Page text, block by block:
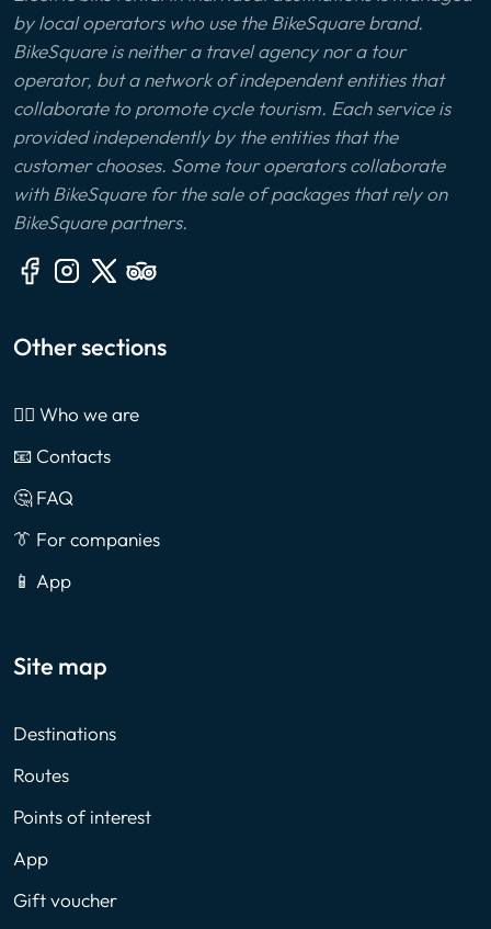
by local operators who use the BikeSquare brand.
BikeSquare is neither a travel agency nor a tour
operator, but a network of independent entities that
collaborate to promote cycle tourism. Each service is
provided independently by the entities that the
customer chooses. Some tour operators collaborate
with BikeSquare for the sale of packages that rely on
BikeSquare partners.
Other sections
🙎‍♂️ Who we are
📧 Contacts
🤔 FAQ
👔 For companies
📱 App
Site map
Destinations
Routes
Points of interest
App
Gift voucher